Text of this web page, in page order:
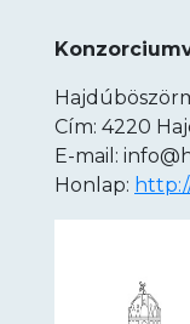
Cím: 4220
E-mail:
Honlap: